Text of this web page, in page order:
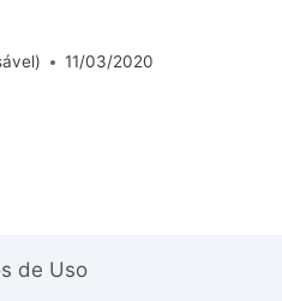
11/03/2020
de Uso